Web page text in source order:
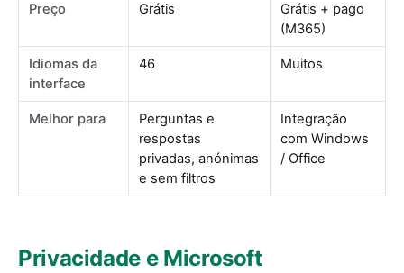
Preço Grátis
Grátis + pago
(M365)
Idiomas da
interface
46 Muitos
Melhor para
Perguntas e
respostas
privadas, anónimas
e sem filtros
Integração
com Windows
/ Office
Privacidade e Microsoft